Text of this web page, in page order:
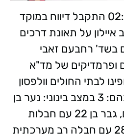
בשעה 02:16 התקבל דיווח במוקד
איילון על תאונת דרכים
בשד' רחבעם זאבי
ופרמדיקים של מד"א
לבתי החולים וולפסון
ואיכילוב 4 פצועים, בהם: 3 במצב בינוני: נער בן
עם חבלות
בראש ובגב, גבר בן 28 עם חבלה רב מערכתית